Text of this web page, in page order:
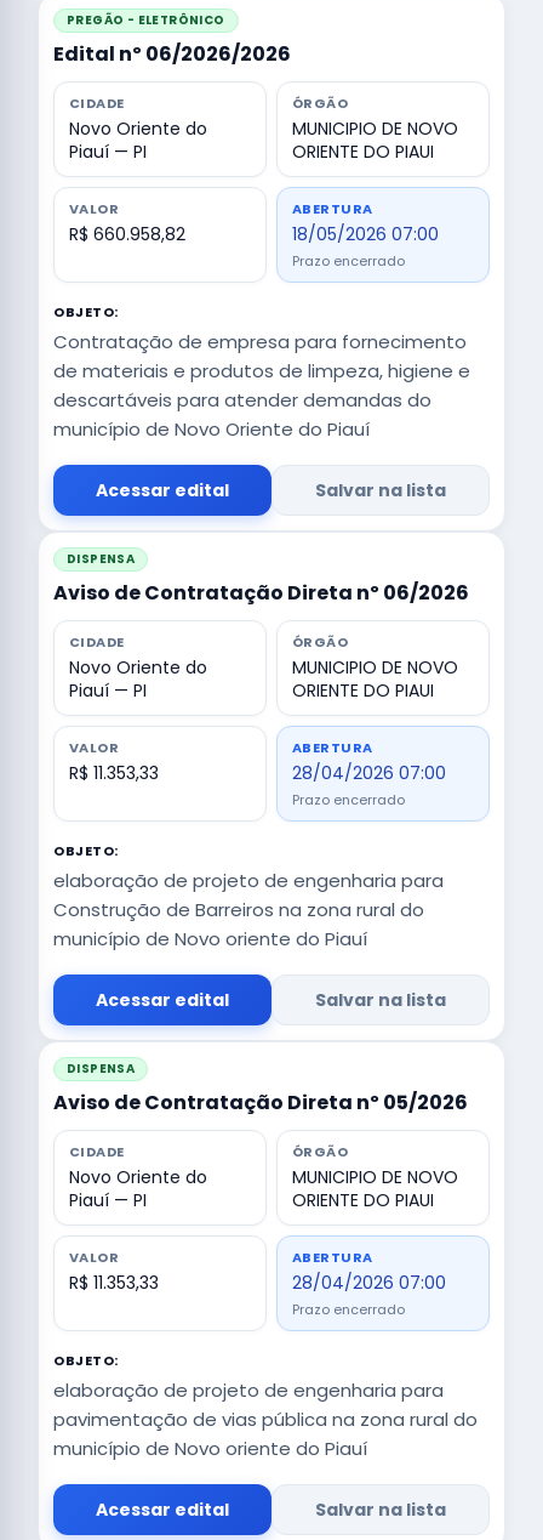
PREGÃO - ELETRÔNICO
Edital nº 06/2026/2026
CIDADE
Novo Oriente do
Piauí — PI
ÓRGÃO
MUNICIPIO DE NOVO
ORIENTE DO PIAUI
VALOR
R$ 660.958,82
ABERTURA
18/05/2026 07:00
Prazo encerrado
OBJETO:
Contratação de empresa para fornecimento
de materiais e produtos de limpeza, higiene e
descartáveis para atender demandas do
município de Novo Oriente do Piauí
Acessar edital Salvar na lista
DISPENSA
Aviso de Contratação Direta nº 06/2026
CIDADE
Novo Oriente do
Piauí — PI
ÓRGÃO
MUNICIPIO DE NOVO
ORIENTE DO PIAUI
VALOR
R$ 11.353,33
ABERTURA
28/04/2026 07:00
Prazo encerrado
OBJETO:
elaboração de projeto de engenharia para
Construção de Barreiros na zona rural do
município de Novo oriente do Piauí
Acessar edital Salvar na lista
DISPENSA
Aviso de Contratação Direta nº 05/2026
CIDADE
Novo Oriente do
Piauí — PI
ÓRGÃO
MUNICIPIO DE NOVO
ORIENTE DO PIAUI
VALOR
R$ 11.353,33
ABERTURA
28/04/2026 07:00
Prazo encerrado
OBJETO:
elaboração de projeto de engenharia para
pavimentação de vias pública na zona rural do
município de Novo oriente do Piauí
Acessar edital Salvar na lista